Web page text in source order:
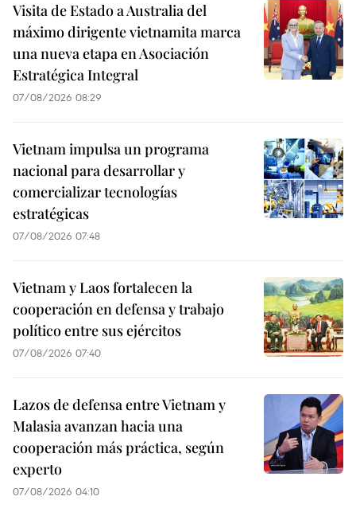
Visita de Estado a Australia del
máximo dirigente vietnamita marca
una nueva etapa en Asociación
Estratégica Integral
07/08/2026 08:29
Vietnam impulsa un programa
nacional para desarrollar y
comercializar tecnologías
estratégicas
07/08/2026 07:48
Vietnam y Laos fortalecen la
cooperación en defensa y trabajo
político entre sus ejércitos
07/08/2026 07:40
Lazos de defensa entre Vietnam y
Malasia avanzan hacia una
cooperación más práctica, según
experto
07/08/2026 04:10